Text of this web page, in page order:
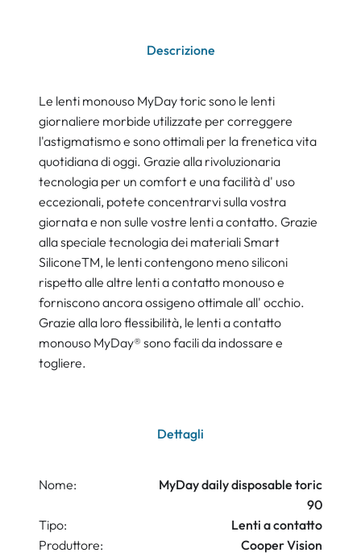
Descrizione
Le lenti monouso MyDay toric sono le lenti
giornaliere morbide utilizzate per correggere
l'astigmatismo e sono ottimali per la frenetica vita
quotidiana di oggi. Grazie alla rivoluzionaria
tecnologia per un comfort e una facilità d' uso
eccezionali, potete concentrarvi sulla vostra
giornata e non sulle vostre lenti a contatto. Grazie
alla speciale tecnologia dei materiali Smart
SiliconeTM, le lenti contengono meno siliconi
rispetto alle altre lenti a contatto monouso e
forniscono ancora ossigeno ottimale all' occhio.
Grazie alla loro flessibilità, le lenti a contatto
monouso MyDay® sono facili da indossare e
togliere.
Dettagli
Nome:
MyDay daily disposable toric
90
Tipo:
Lenti a contatto
Produttore:
Cooper Vision